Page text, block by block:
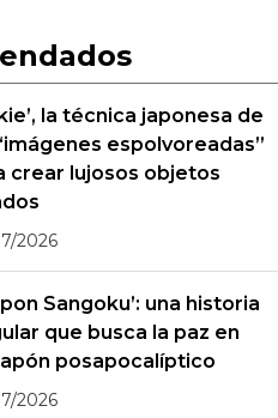
la técnica japonesa de
espolvoreadas”
crear lujosos objetos
2026
Sangoku’: una historia
que busca la paz en
posapocalíptico
2026